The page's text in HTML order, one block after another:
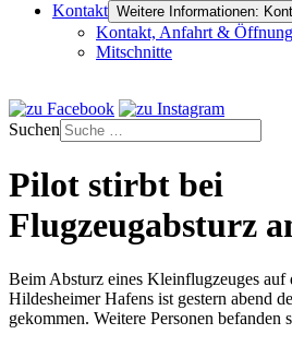
Kontakt Weitere Informationen:
Kontakt, Anfahrt &
Mitschnitte
Suchen
Pilot stirbt bei
Flugzeugabsturz
Beim Absturz eines Kleinflugzeuges auf
Hildesheimer Hafens ist gestern abend
gekommen. Weitere Personen befanden